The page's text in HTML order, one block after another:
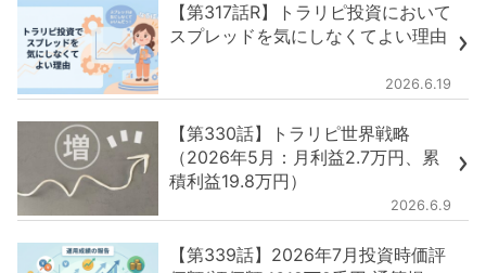
【第317話R】トラリピ投資において
スプレッドを気にしなくてよい理由
2026.6.19
【第330話】トラリピ世界戦略
（2026年5月：月利益2.7万円、累
積利益19.8万円）
2026.6.9
【第339話】2026年7月投資時価評